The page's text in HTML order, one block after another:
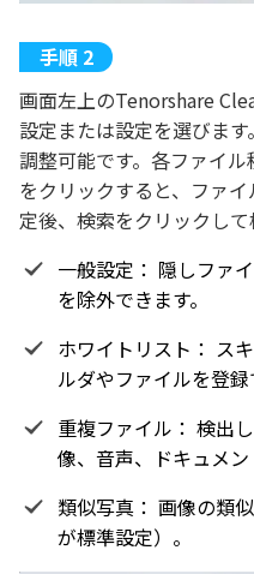
画面左上のTenorshare
設定または設定を選びま
調整可能です。各ファイ
をクリックすると、ファ
定後、検索をクリックして
一般設定： 隠しファ
を除外できます。
ホワイトリスト： ス
ルダやファイルを登録
重複ファイル： 検出
像、音声、ドキュメン
類似写真： 画像の類
が標準設定）。